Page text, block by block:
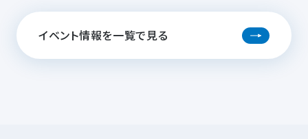
イベント情報を一覧で見る